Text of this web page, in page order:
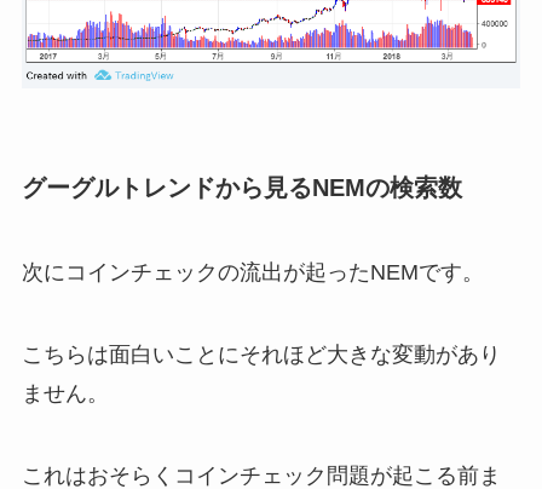
グーグルトレンドから見るNEMの検索数
次にコインチェックの流出が起ったNEMです。
こちらは面白いことにそれほど大きな変動があり
ません。
これはおそらくコインチェック問題が起こる前ま